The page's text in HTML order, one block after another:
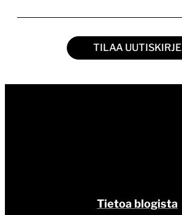
TILAA UUTISKIRJE
Tietoa blogista